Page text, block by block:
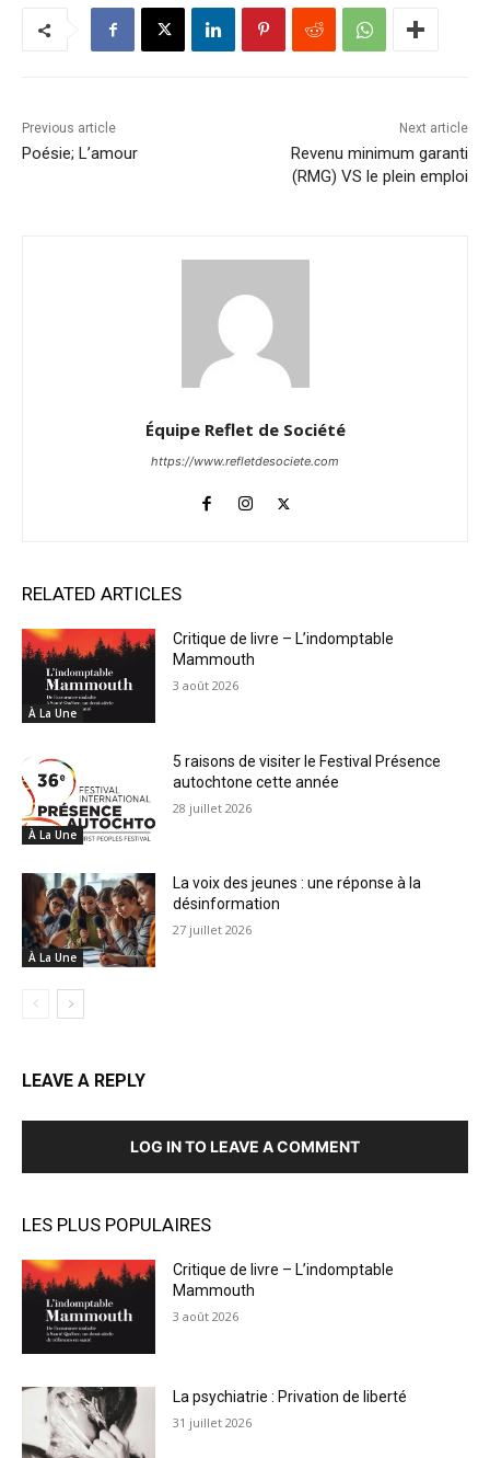
Previous article
Poésie; L’amour
Next article
Revenu minimum garanti
(RMG) VS le plein emploi
Équipe Reflet de Société
https://www.refletdesociete.com
RELATED ARTICLES
À La Une
Critique de livre – L’indomptable
Mammouth
3 août 2026
À La Une
5 raisons de visiter le Festival Présence
autochtone cette année
28 juillet 2026
À La Une
La voix des jeunes : une réponse à la
désinformation
27 juillet 2026
LEAVE A REPLY
LOG IN TO LEAVE A COMMENT
LES PLUS POPULAIRES
Critique de livre – L’indomptable
Mammouth
3 août 2026
La psychiatrie : Privation de liberté
31 juillet 2026